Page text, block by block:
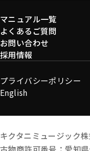
マニュアル一覧
よくあるご質問
お問い合わせ
採用情報
プライバシーポリシー
English
キクタニミュージック